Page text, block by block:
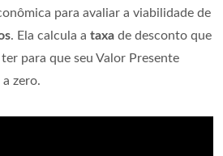
para avaliar a viabilidade de
. Ela calcula a taxa de desconto que
para que seu Valor Presente
a zero.